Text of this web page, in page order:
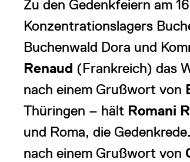
Zu den Gedenkfeiern am
Konzentrationslagers
Buchenwald Dora und
Renaud (Frankreich) das
nach einem Grußwort von
Thüringen – hält Romani
und Roma, die
nach einem Grußwort von